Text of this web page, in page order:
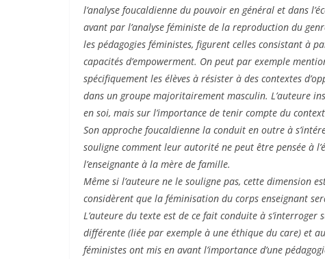
l’analyse foucaldienne du pouvoir en général et dans
avant par l’analyse féministe de la reproduction du
les pédagogies féministes, figurent celles consistant à
capacités d’empowerment. On peut par exemple
spécifiquement les élèves à résister à des contextes
dans un groupe majoritairement masculin. L’auteure
en soi, mais sur l’importance de tenir compte du
Son approche foucaldienne la conduit en outre à
souligne comment leur autorité ne peut être pensée à
l’enseignante à la mère de famille.
Même si l’auteure ne le souligne pas, cette dimension
considèrent que la féminisation du corps enseignant
L’auteure du texte est de ce fait conduite à
différente (liée par exemple à une éthique du care) et
féministes ont mis en avant l’importance d’une